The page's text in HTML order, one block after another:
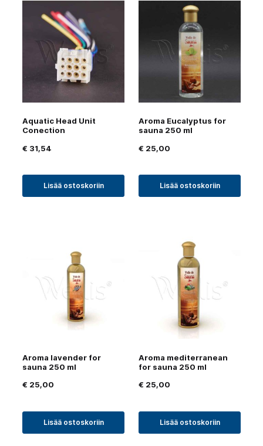
Aquatic Head Unit
Conection
€ 31,54
Lisää ostoskoriin
Aroma Eucalyptus for
sauna 250 ml
€ 25,00
Lisää ostoskoriin
Aroma lavender for
sauna 250 ml
€ 25,00
Lisää ostoskoriin
Aroma mediterranean
for sauna 250 ml
€ 25,00
Lisää ostoskoriin